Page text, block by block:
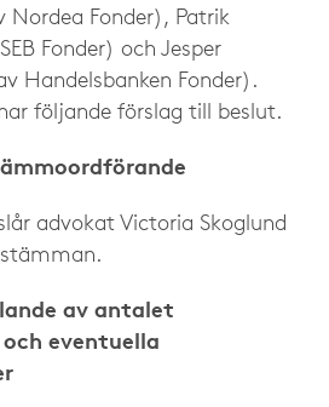
Fonder), Patrik
Fonder) och Jesper
Handelsbanken Fonder).
följande förslag till beslut.
advokat Victoria Skoglund
av antalet
eventuella